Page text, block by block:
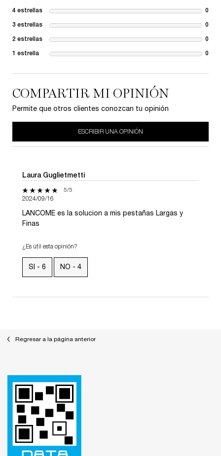
4 estrellas 0
3 estrellas 0
2 estrellas 0
1 estrella 0
COMPARTIR MI OPINIÓN
Permite que otros clientes conozcan tu opinión
ESCRIBIR UNA OPINIÓN
Laura Guglietmetti
5 de 5 estrellas.5/5
2024/09/16
LANCOME es la solucion a mis pestañas Largas y
Finas
¿Es útil esta opinión?
SI - 6 NO - 4
Regresar a la página anterior